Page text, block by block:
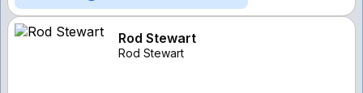
Rod Stewart
Rod Stewart